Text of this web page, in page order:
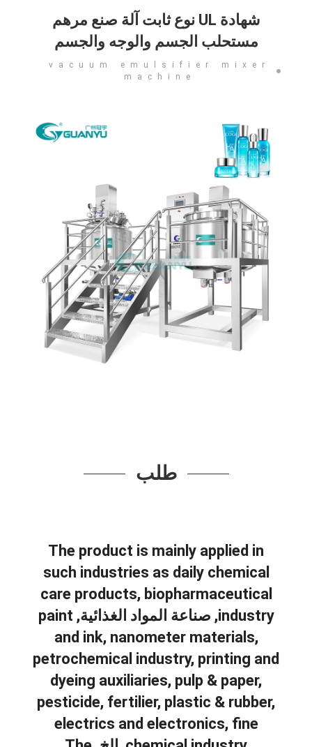
شهادة UL نوع ثابت آلة صنع مرهم
مستحلب الجسم والوجه والجسم
vacuum emulsifier mixer
machine
طلب
The product is mainly applied in
such industries as daily chemical
care products,biopharmaceutical
industry, صناعة المواد الغذائية,paint
and ink,nanometer materials
petrochemical industry,printing and
dyeing auxiliaries, pulp &paper
pesticide,fertilier ,plastic & rubber
electrics and electronics,fine